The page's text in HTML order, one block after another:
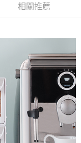
用戶狀況，依本公司即
，本公司將視審查結果
發現惡意使用之情形，
並採取法律行動。
相關推薦